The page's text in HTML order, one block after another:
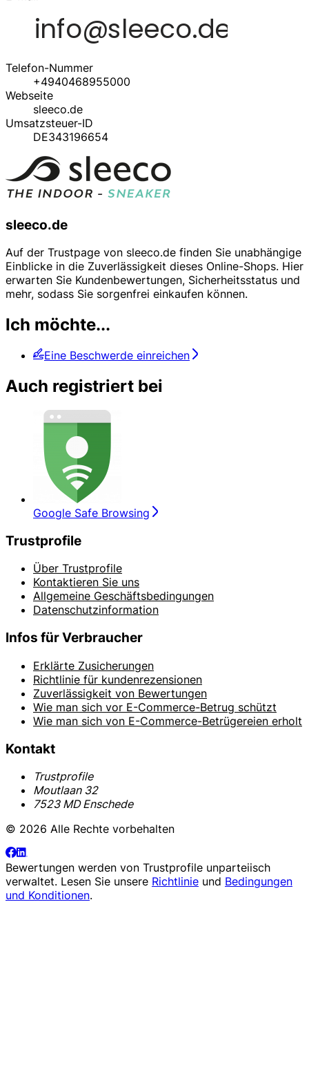
Telefon-Nummer
+4940468955000
Webseite
sleeco.de
Umsatzsteuer-ID
DE343196654
sleeco.de
Auf der Trustpage von sleeco.de finden Sie unabhängige
Einblicke in die Zuverlässigkeit dieses Online-Shops. Hier
erwarten Sie Kundenbewertungen, Sicherheitsstatus und
mehr, sodass Sie sorgenfrei einkaufen können.
Ich möchte...
Eine Beschwerde einreichen
Auch registriert bei
Google Safe Browsing
Trustprofile
Über Trustprofile
Kontaktieren Sie uns
Allgemeine Geschäftsbedingungen
Datenschutzinformation
Infos für Verbraucher
Erklärte Zusicherungen
Richtlinie für kundenrezensionen
Zuverlässigkeit von Bewertungen
Wie man sich vor E-Commerce-Betrug schützt
Wie man sich von E-Commerce-Betrügereien erholt
Kontakt
Trustprofile
Moutlaan 32
7523 MD Enschede
© 2026 Alle Rechte vorbehalten
Bewertungen werden von Trustprofile unparteiisch
verwaltet. Lesen Sie unsere Richtlinie und Bedingungen
und Konditionen.